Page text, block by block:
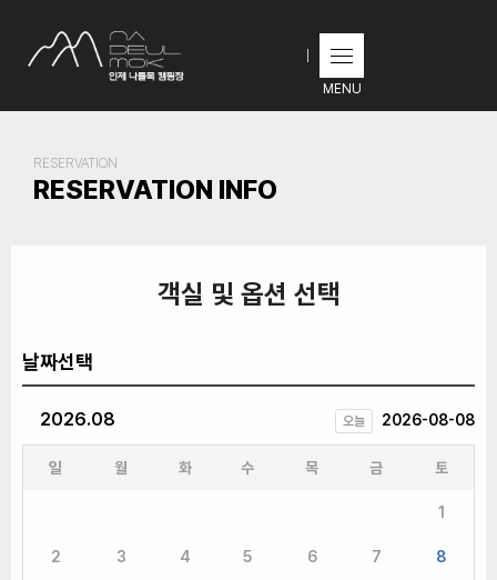
MENU
RESERVATION
RESERVATION INFO
객실 및 옵션 선택
날짜선택
2026.08 오늘 2026-08-08
일 월 화 수 목 금 토
1
2 3 4 5 6 7 8